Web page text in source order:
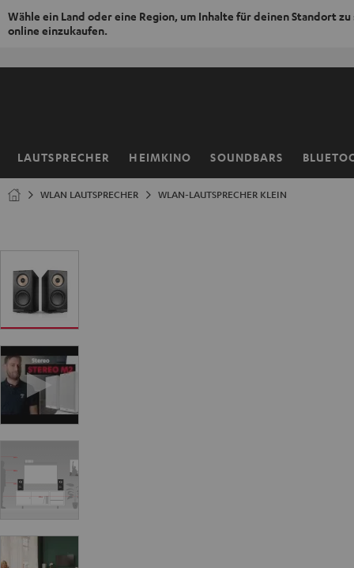
Wähle ein Land oder eine Region, um Inhalte für deinen Standort zu
online einzukaufen.
LAUTSPRECHER HEIMKINO SOUNDBARS
Startseite
WLAN LAUTSPRECHER WLAN-LAUTSPRECHER KLEIN